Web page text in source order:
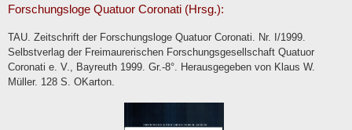
Abbreviations
Contact
Terms
Withdrawal
Forschungsloge Quatuor Coronati (Hrsg.):
TAU. Zeitschrift der Forschungsloge Quatuor Coronati. Nr. I/1999.
Selbstverlag der Freimaurerischen Forschungsgesellschaft Quatuor
Coronati e. V., Bayreuth 1999. Gr.-8°. Herausgegeben von Klaus W.
Müller. 128 S. OKarton.